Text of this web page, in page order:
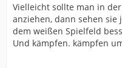
Vielleicht sollte man in
anziehen, dann sehen sie
dem weißen Spielfeld
Und kämpfen. kämpfen